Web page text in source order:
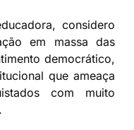
considero
em massa das
democrático,
que ameaça
com muito